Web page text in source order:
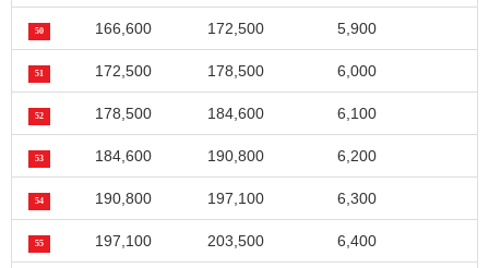
50 166,600 172,500 5,900
51 172,500 178,500 6,000
52 178,500 184,600 6,100
53 184,600 190,800 6,200
54 190,800 197,100 6,300
55 197,100 203,500 6,400